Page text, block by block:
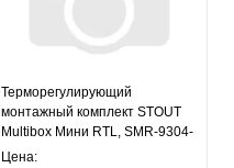
Терморегулирующий
монтажный комплект STOUT
Multibox Мини RTL, SMR-9304-
135140
Цена: